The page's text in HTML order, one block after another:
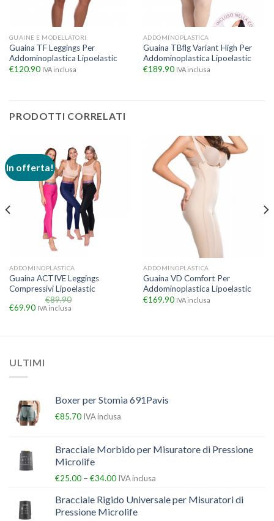
GUAINE E MODELLATORI
Guaina TF Leggings Per
Addominoplastica Lipoelastic
€120.90 IVA inclusa
ADDOMINOPLASTICA
Guaina TBflg Variant High Per
Addominoplastica Lipoelastic
€189.90 IVA inclusa
PRODOTTI CORRELATI
In offerta!
ADDOMINOPLASTICA
Guaina ACTIVE Leggings
Compressivi Lipoelastic
€89.90
€69.90 IVA inclusa
ADDOMINOPLASTICA
Guaina VD Comfort Per
Addominoplastica Lipoelastic
€169.90 IVA inclusa
ULTIMI
Boxer per Stomia 691Pavis
€85.70 IVA inclusa
Bracciale Morbido per Misuratore di Pressione
Microlife
€25.00 – €34.00 IVA inclusa
Bracciale Rigido Universale per Misuratori di
Pressione Microlife